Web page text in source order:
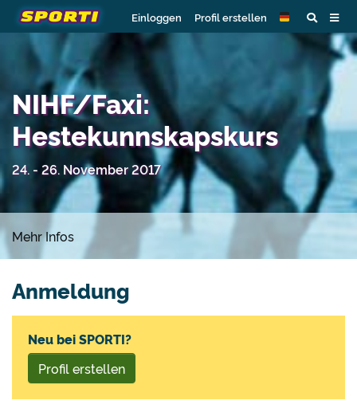
Einloggen Profil erstellen
NIHF/Faxi:
Hestekunnskapskurs
24. - 26. November 2017
Mehr Infos
Anmeldung
Neu bei SPORTI?
Profil erstellen